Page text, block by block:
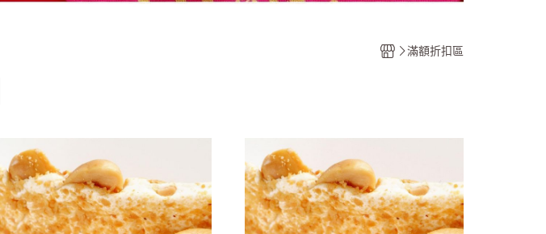
滿額折扣區